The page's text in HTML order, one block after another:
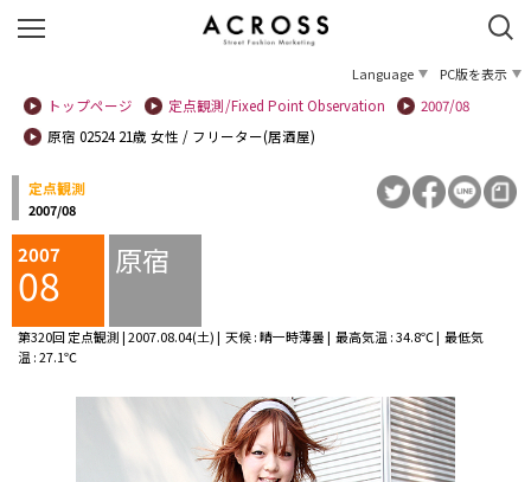
Language
PC版を表示
トップページ
定点観測/Fixed Point Observation
2007/08
原宿 02524 21歳 女性 / フリーター(居酒屋)
定点観測
2007/08
2007
08 原宿
第320回 定点観測 | 2007.08.04(土) | 天候 : 晴一時薄曇 | 最高気温 : 34.8℃ | 最低気
温 : 27.1℃